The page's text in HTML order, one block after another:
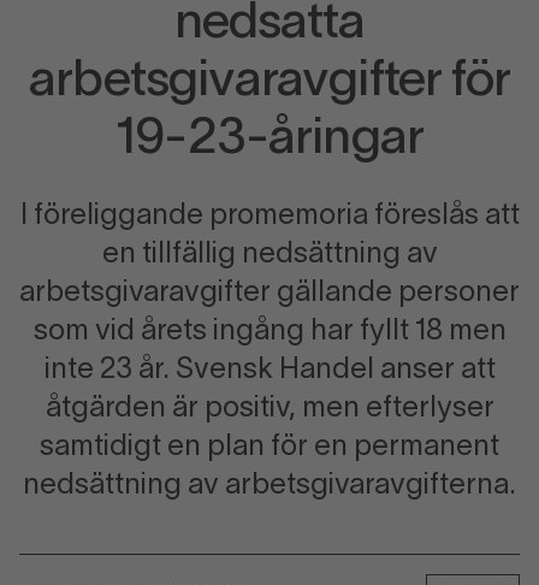
nedsatta
arbetsgivaravgifter för
19-23-åringar
I föreliggande promemoria föreslås att
en tillfällig nedsättning av
arbetsgivaravgifter gällande personer
som vid årets ingång har fyllt 18 men
inte 23 år. Svensk Handel anser att
åtgärden är positiv, men efterlyser
samtidigt en plan för en permanent
nedsättning av arbetsgivaravgifterna.